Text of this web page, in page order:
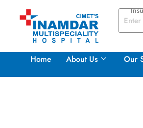
Home About Us Our